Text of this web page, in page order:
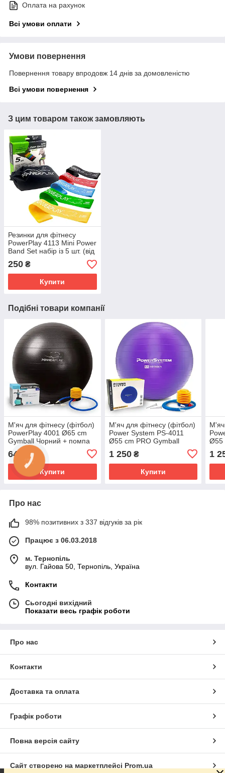
Оплата на рахунок
Всі умови оплати
Умови повернення
Повернення товару впродовж 14 днів за домовленістю
Всі умови повернення
З цим товаром також замовляють
Резинки для фітнесу
PowerPlay 4113 Mini Power
Band Set набір із 5 шт. (від
1 до 20 кг)
250 ₴
Купити
Подібні товари компанії
М'яч для фітнесу (фітбол)
PowerPlay 4001 Ø65 cm
Gymball Чорний + помпа
640 ₴
Купити
М'яч для фітнесу (фітбол)
Power System PS-4011
Ø55 cm PRO Gymball
1 250₴
Купити
М'яч
Ø55
1
Про нас
98% позитивних з 337 відгуків за рік
Працює з 06.03.2018
м. Тернопіль
вул. Гайова 50, Тернопіль, Україна
Контакти
Сьогодні вихідний
Показати весь графік роботи
Про нас
Контакти
Доставка та оплата
Графік роботи
Повна версія сайту
Сайт створено на маркетплейсі Prom.ua